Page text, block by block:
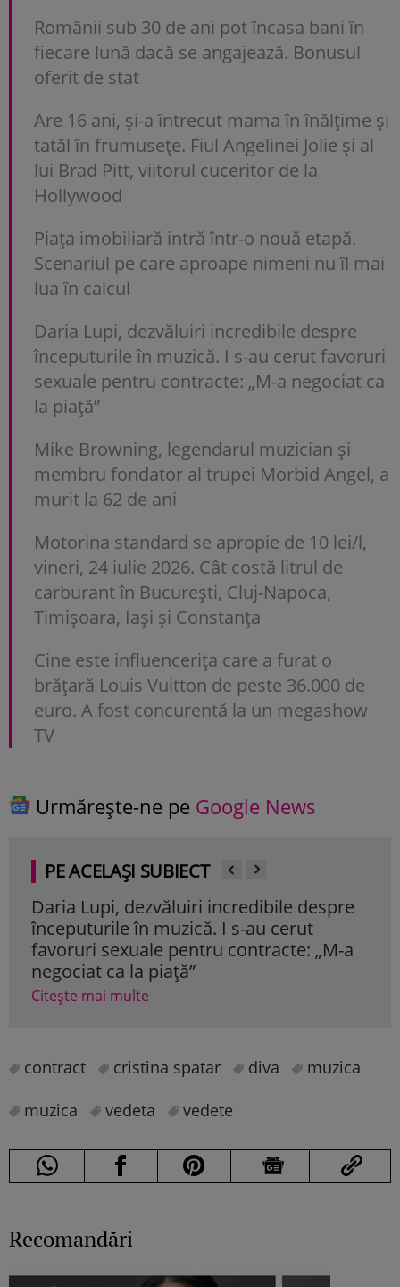
Românii sub 30 de ani pot încasa bani în
fiecare lună dacă se angajează. Bonusul
oferit de stat
Are 16 ani, și-a întrecut mama în înălțime și
tatăl în frumusețe. Fiul Angelinei Jolie și al
lui Brad Pitt, viitorul cuceritor de la
Hollywood
Piața imobiliară intră într-o nouă etapă.
Scenariul pe care aproape nimeni nu îl mai
lua în calcul
Daria Lupi, dezvăluiri incredibile despre
începuturile în muzică. I s-au cerut favoruri
sexuale pentru contracte: „M-a negociat ca
la piață”
Mike Browning, legendarul muzician și
membru fondator al trupei Morbid Angel, a
murit la 62 de ani
Motorina standard se apropie de 10 lei/l,
vineri, 24 iulie 2026. Cât costă litrul de
carburant în București, Cluj-Napoca,
Timișoara, Iași și Constanța
Cine este influencerița care a furat o
brățară Louis Vuitton de peste 36.000 de
euro. A fost concurentă la un megashow
TV
Urmărește-ne pe Google News
PE ACELAȘI SUBIECT
Daria Lupi, dezvăluiri incredibile despre
începuturile în muzică. I s-au cerut
favoruri sexuale pentru contracte: „M-a
negociat ca la piață”
Citește mai multe
contract cristina spatar diva
muzica
muzica
vedeta vedete
Recomandări